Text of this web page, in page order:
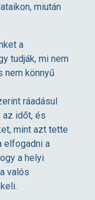
miután
a
tudják, mi nem
nem könnyű
ráadásul
az időt, és
mint azt tette
elfogadni a
a helyi
valós